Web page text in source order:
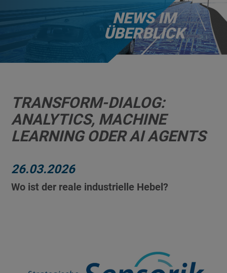
NEWS IM
ÜBERBLICK
TRANSFORM-DIALOG:
ANALYTICS, MACHINE
LEARNING ODER AI AGENTS
26.03.2026
Wo ist der reale industrielle Hebel?